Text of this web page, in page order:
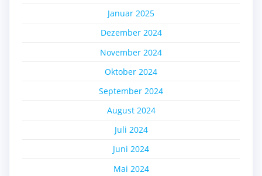
Januar 2025
Dezember 2024
November 2024
Oktober 2024
September 2024
August 2024
Juli 2024
Juni 2024
Mai 2024